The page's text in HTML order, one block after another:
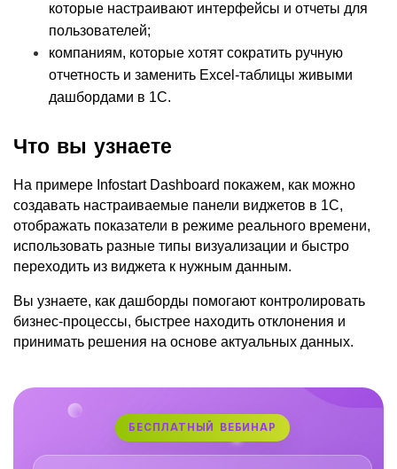
которые настраивают интерфейсы и отчеты для
пользователей;
компаниям, которые хотят сократить ручную
отчетность и заменить Excel-таблицы живыми
дашбордами в 1С.
Что вы узнаете
На примере Infostart Dashboard покажем, как можно
создавать настраиваемые панели виджетов в 1С,
отображать показатели в режиме реального времени,
использовать разные типы визуализации и быстро
переходить из виджета к нужным данным.
Вы узнаете, как дашборды помогают контролировать
бизнес-процессы, быстрее находить отклонения и
принимать решения на основе актуальных данных.
БЕСПЛАТНЫЙ ВЕБИНАР